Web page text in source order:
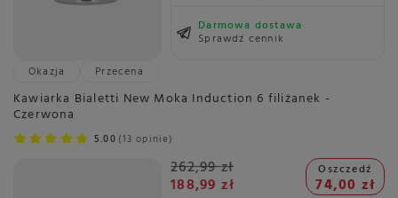
Darmowa dostawa
Sprawdź cennik
Okazja
Przecena
Kawiarka Bialetti New Moka Induction 6 filiżanek -
Czerwona
5.00 13 opinie
262,99 zł
188,99 zł
Oszczedź
74,00 zł